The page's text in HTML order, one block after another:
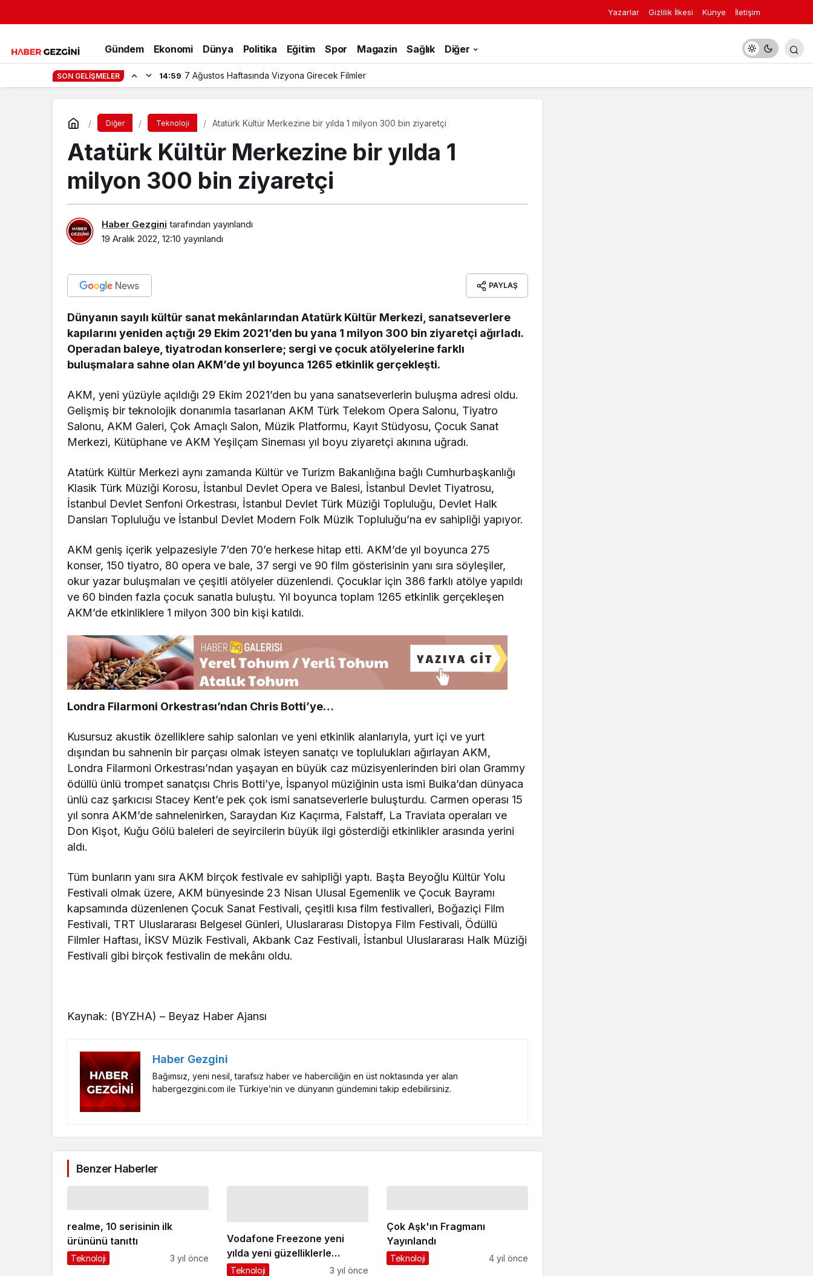
Yazarlar Gizlilik İlkesi Künye İletişim
Gündem Ekonomi Dünya Politika Eğitim Spor Magazin Sağlık Diğer
SON GELIŞMELER 14:59 7 Ağustos Haftasında Vizyona Girecek Filmler
Diğer Teknoloji Atatürk Kültür Merkezine bir yılda 1 milyon 300 bin ziyaretçi
Atatürk Kültür Merkezine bir yılda 1
milyon 300 bin ziyaretçi
Haber Gezgini tarafından yayınlandı
19 Aralık 2022, 12:10 yayınlandı
PAYLAŞ
Dünyanın sayılı kültür sanat mekânlarından Atatürk Kültür Merkezi, sanatseverlere
kapılarını yeniden açtığı 29 Ekim 2021’den bu yana 1 milyon 300 bin ziyaretçi ağırladı.
Operadan baleye, tiyatrodan konserlere; sergi ve çocuk atölyelerine farklı
buluşmalara sahne olan AKM’de yıl boyunca 1265 etkinlik gerçekleşti.
AKM, yeni yüzüyle açıldığı 29 Ekim 2021’den bu yana sanatseverlerin buluşma adresi oldu.
Gelişmiş bir teknolojik donanımla tasarlanan AKM Türk Telekom Opera Salonu, Tiyatro
Salonu, AKM Galeri, Çok Amaçlı Salon, Müzik Platformu, Kayıt Stüdyosu, Çocuk Sanat
Merkezi, Kütüphane ve AKM Yeşilçam Sineması yıl boyu ziyaretçi akınına uğradı.
Atatürk Kültür Merkezi aynı zamanda Kültür ve Turizm Bakanlığına bağlı Cumhurbaşkanlığı
Klasik Türk Müziği Korosu, İstanbul Devlet Opera ve Balesi, İstanbul Devlet Tiyatrosu,
İstanbul Devlet Senfoni Orkestrası, İstanbul Devlet Türk Müziği Topluluğu, Devlet Halk
Dansları Topluluğu ve İstanbul Devlet Modern Folk Müzik Topluluğu’na ev sahipliği yapıyor.
AKM geniş içerik yelpazesiyle 7’den 70’e herkese hitap etti. AKM’de yıl boyunca 275
konser, 150 tiyatro, 80 opera ve bale, 37 sergi ve 90 film gösterisinin yanı sıra söyleşiler,
okur yazar buluşmaları ve çeşitli atölyeler düzenlendi. Çocuklar için 386 farklı atölye yapıldı
ve 60 binden fazla çocuk sanatla buluştu. Yıl boyunca toplam 1265 etkinlik gerçekleşen
AKM’de etkinliklere 1 milyon 300 bin kişi katıldı.
Londra Filarmoni Orkestrası’ndan Chris Botti’ye…
Kusursuz akustik özelliklere sahip salonları ve yeni etkinlik alanlarıyla, yurt içi ve yurt
dışından bu sahnenin bir parçası olmak isteyen sanatçı ve toplulukları ağırlayan AKM,
Londra Filarmoni Orkestrası’ndan yaşayan en büyük caz müzisyenlerinden biri olan Grammy
ödüllü ünlü trompet sanatçısı Chris Botti’ye, İspanyol müziğinin usta ismi Buika’dan dünyaca
ünlü caz şarkıcısı Stacey Kent’e pek çok ismi sanatseverlerle buluşturdu. Carmen operası 15
yıl sonra AKM’de sahnelenirken, Saraydan Kız Kaçırma, Falstaff, La Traviata operaları ve
Don Kişot, Kuğu Gölü baleleri de seyircilerin büyük ilgi gösterdiği etkinlikler arasında yerini
aldı.
Tüm bunların yanı sıra AKM birçok festivale ev sahipliği yaptı. Başta Beyoğlu Kültür Yolu
Festivali olmak üzere, AKM bünyesinde 23 Nisan Ulusal Egemenlik ve Çocuk Bayramı
kapsamında düzenlenen Çocuk Sanat Festivali, çeşitli kısa film festivalleri, Boğaziçi Film
Festivali, TRT Uluslararası Belgesel Günleri, Uluslararası Distopya Film Festivali, Ödüllü
Filmler Haftası, İKSV Müzik Festivali, Akbank Caz Festivali, İstanbul Uluslararası Halk Müziği
Festivali gibi birçok festivalin de mekânı oldu.
Kaynak: (BYZHA) – Beyaz Haber Ajansı
Haber Gezgini
Bağımsız, yeni nesil, tarafsız haber ve haberciliğin en üst noktasında yer alan
habergezgini.com ile Türkiye’nin ve dünyanın gündemini takip edebilirsiniz.
Benzer Haberler
realme, 10 serisinin ilk
ürününü tanıttı
Teknoloji 3 yıl önce
Vodafone Freezone yeni
yılda yeni güzelliklerle
büyüyor
Teknoloji 3 yıl önce
Çok Aşk'ın Fragmanı
Yayınlandı
Teknoloji 4 yıl önce